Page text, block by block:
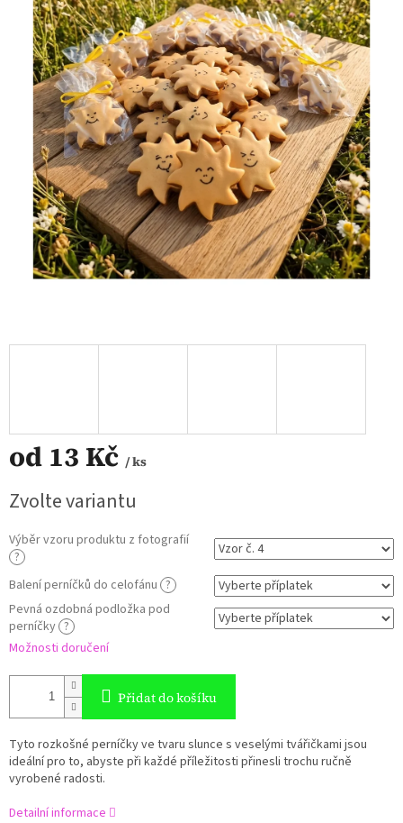
od 13 Kč / ks
cena:
Zvolte variantu
Výběr vzoru produktu z fotografií
?
Balení perníčků do celofánu ?
Pevná ozdobná podložka pod
perníčky ?
Možnosti doručení
Přidat do košíku
Tyto rozkošné perníčky ve tvaru slunce s veselými tvářičkami jsou
ideální pro to, abyste při každé příležitosti přinesli trochu ručně
vyrobené radosti.
Detailní informace